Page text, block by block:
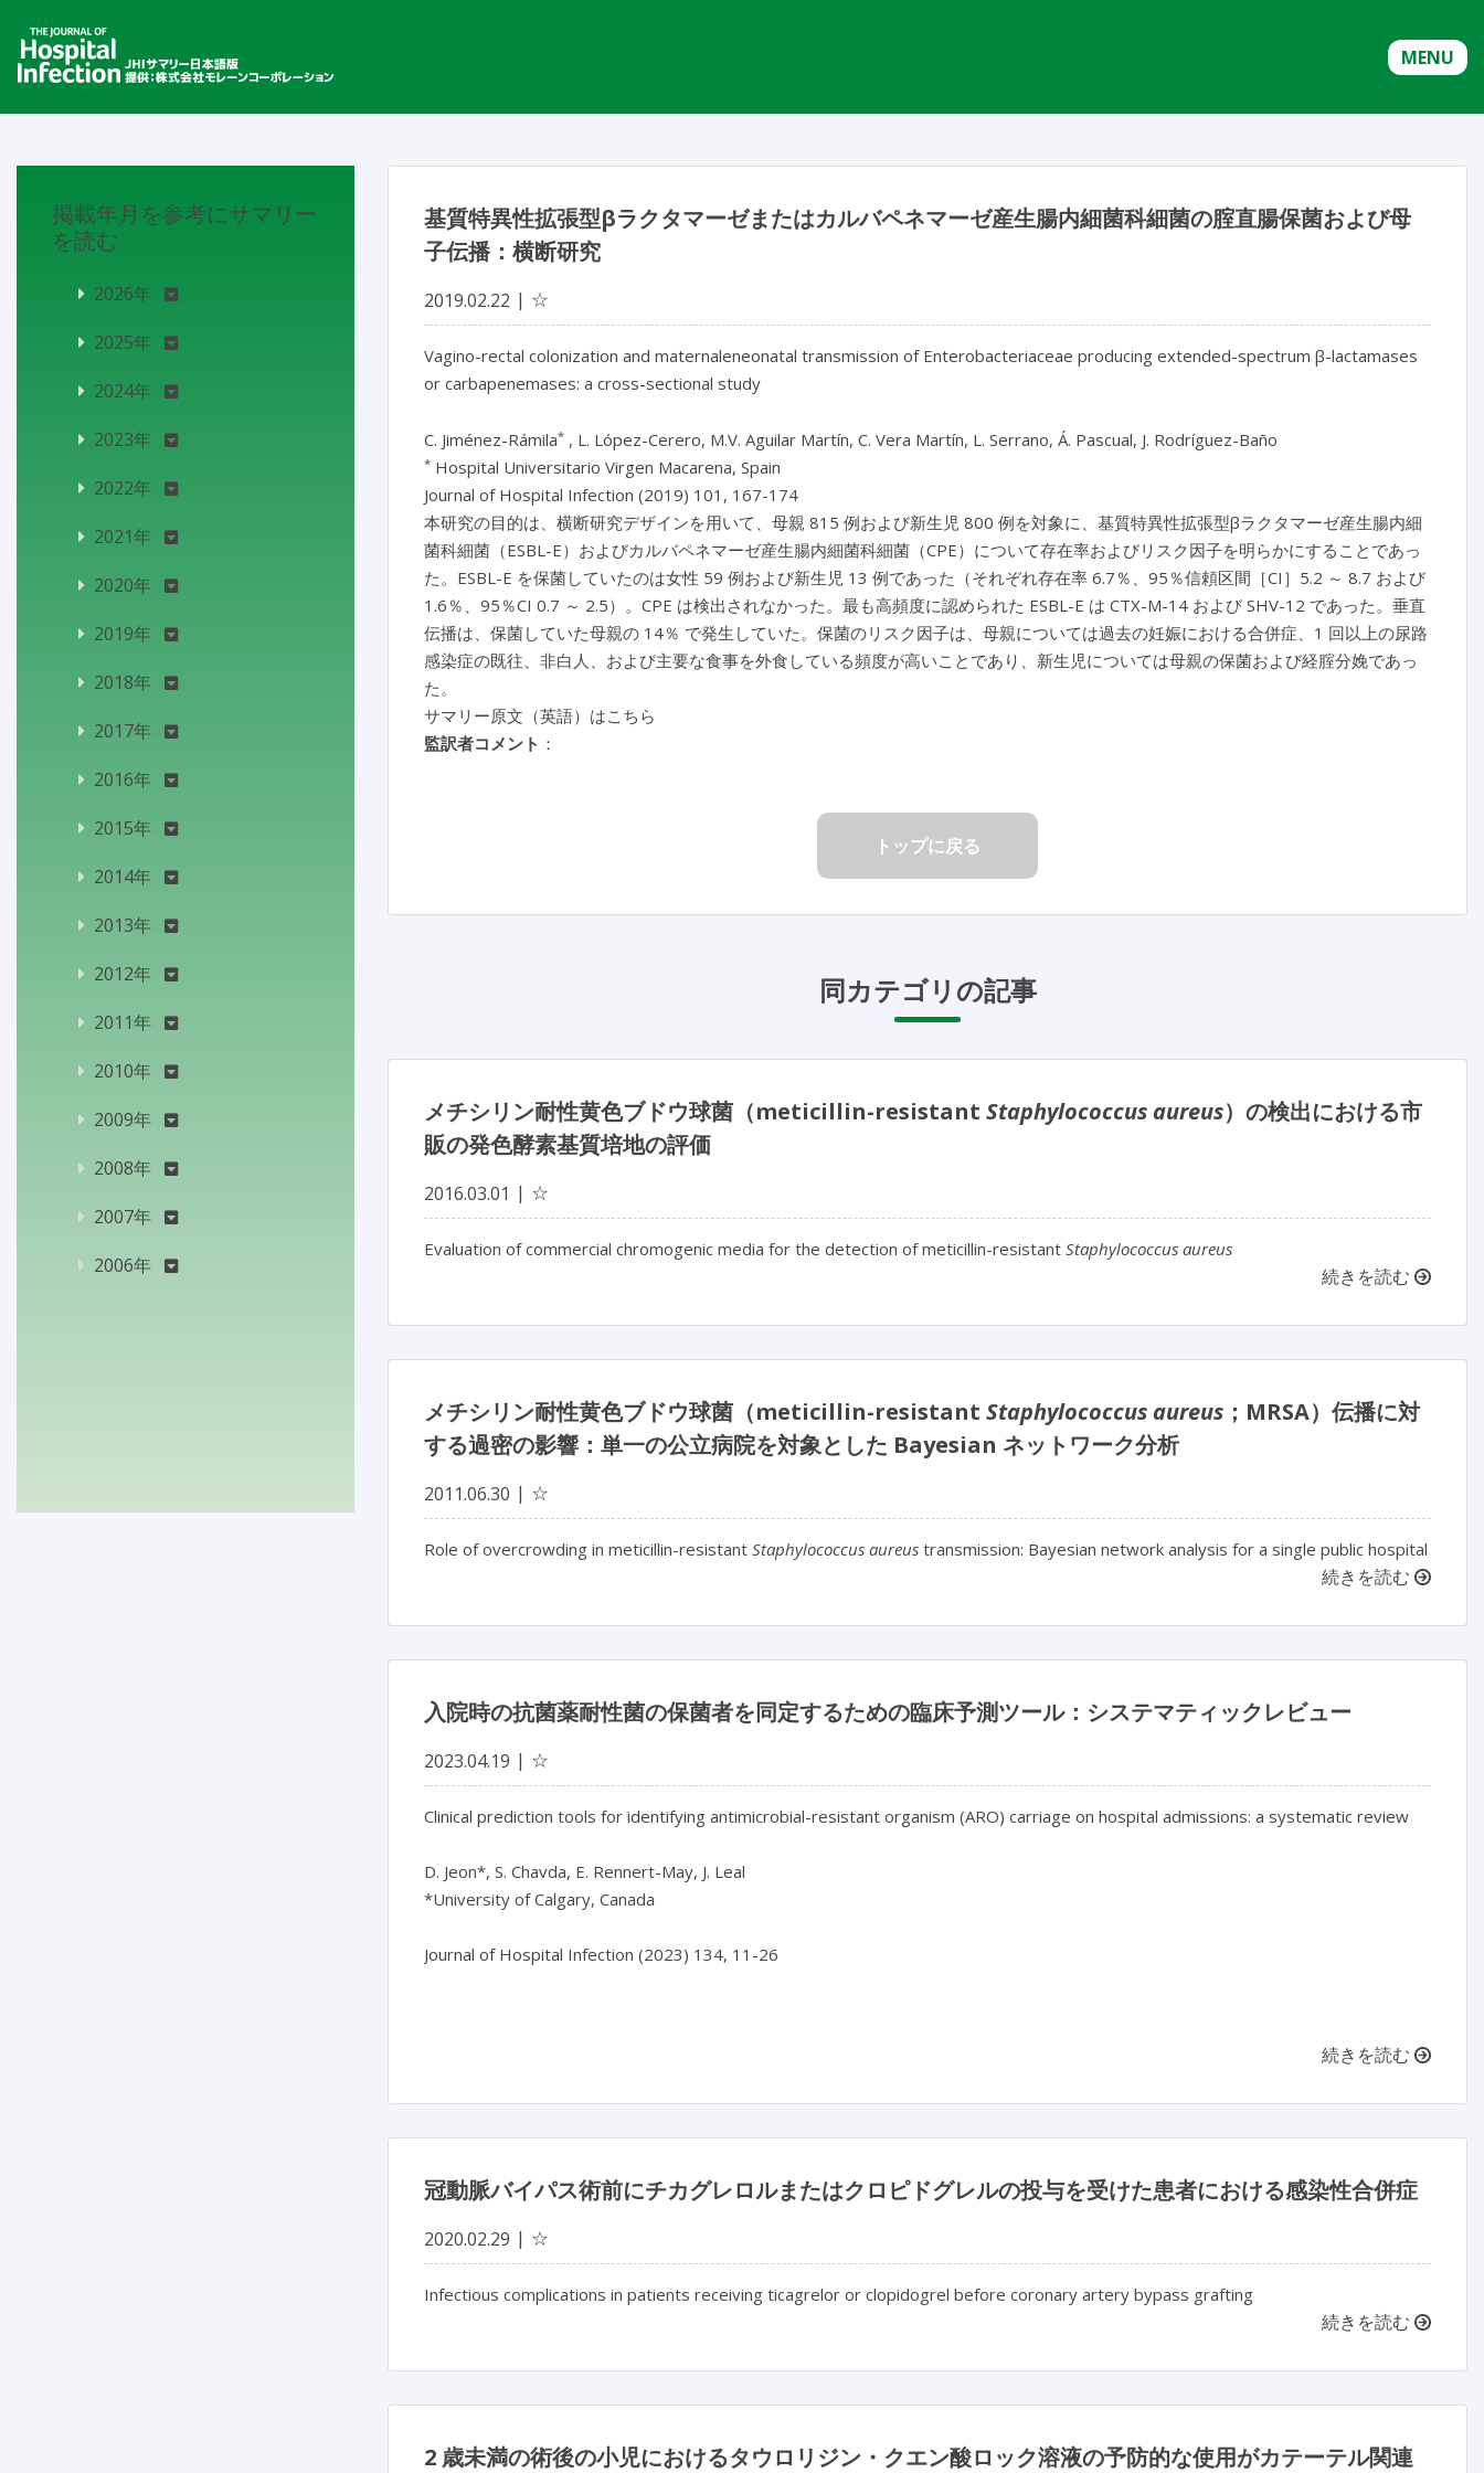
MENU
基質特異性拡張型βラクタマーゼまたはカルバペネマーゼ産生腸内細菌科細菌の腟直腸保菌および母
子伝播：横断研究
2019.02.22 ☆
Vagino-rectal colonization and maternaleneonatal transmission of Enterobacteriaceae producing extended-spectrum β-lactamases
or carbapenemases: a cross-sectional study
C. Jiménez-Rámila* , L. López-Cerero, M.V. Aguilar Martín, C. Vera Martín, L. Serrano, Á. Pascual, J. Rodríguez-Baño
* Hospital Universitario Virgen Macarena, Spain
Journal of Hospital Infection (2019) 101, 167-174
本研究の目的は、横断研究デザインを用いて、母親 815 例および新生児 800 例を対象に、基質特異性拡張型βラクタマーゼ産生腸内細
菌科細菌（ESBL-E）およびカルバペネマーゼ産生腸内細菌科細菌（CPE）について存在率およびリスク因子を明らかにすることであっ
た。ESBL-E を保菌していたのは女性 59 例および新生児 13 例であった（それぞれ存在率 6.7％、95％信頼区間［CI］5.2 ～ 8.7 および
1.6％、95％CI 0.7 ～ 2.5）。CPE は検出されなかった。最も高頻度に認められた ESBL-E は CTX-M-14 および SHV-12 であった。垂直
伝播は、保菌していた母親の 14％ で発生していた。保菌のリスク因子は、母親については過去の妊娠における合併症、1 回以上の尿路
感染症の既往、非白人、および主要な食事を外食している頻度が高いことであり、新生児については母親の保菌および経腟分娩であっ
た。
サマリー原文（英語）はこちら
監訳者コメント ：
トップに戻る
同カテゴリの記事
メチシリン耐性黄色ブドウ球菌（meticillin-resistant Staphylococcus aureus）の検出における市
販の発色酵素基質培地の評価
2016.03.01 ☆
Evaluation of commercial chromogenic media for the detection of meticillin-resistant Staphylococcus aureus
続きを読む
メチシリン耐性黄色ブドウ球菌（meticillin-resistant Staphylococcus aureus ；MRSA）伝播に対
する過密の影響：単一の公立病院を対象とした Bayesian ネットワーク分析
2011.06.30 ☆
Role of overcrowding in meticillin-resistant Staphylococcus aureus transmission: Bayesian network analysis for a single public hospital
続きを読む
入院時の抗菌薬耐性菌の保菌者を同定するための臨床予測ツール：システマティックレビュー
2023.04.19 ☆
Clinical prediction tools for identifying antimicrobial-resistant organism (ARO) carriage on hospital admissions: a systematic review
D. Jeon*, S. Chavda, E. Rennert-May, J. Leal
*University of Calgary, Canada
Journal of Hospital Infection (2023) 134, 11-26
続きを読む
冠動脈バイパス術前にチカグレロルまたはクロピドグレルの投与を受けた患者における感染性合併症
2020.02.29 ☆
Infectious complications in patients receiving ticagrelor or clopidogrel before coronary artery bypass grafting
続きを読む
2 歳未満の術後の小児におけるタウロリジン・クエン酸ロック溶液の予防的な使用がカテーテル関連
掲載年月を参考にサマリー
を読む
2026年
2025年
2024年
2023年
2022年
2021年
2020年
2019年
2018年
2017年
2016年
2015年
2014年
2013年
2012年
2011年
2010年
2009年
2008年
2007年
2006年